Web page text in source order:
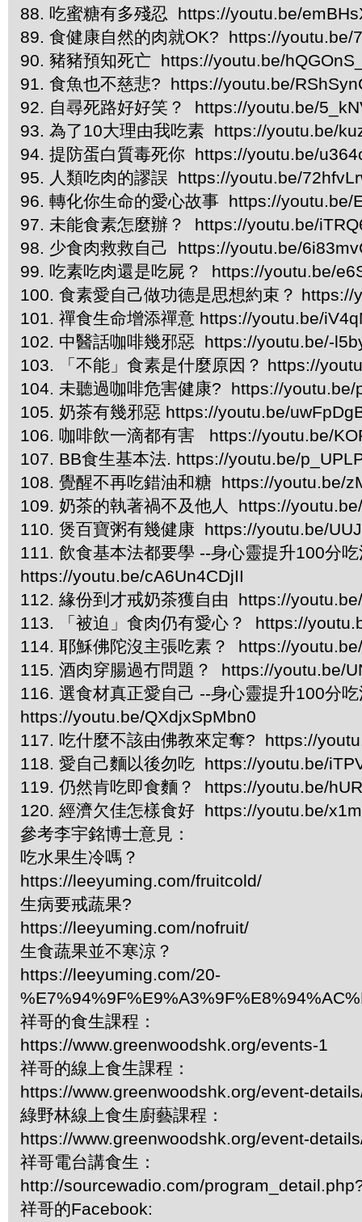
88. 吃蜜糖有多殘忍 https://youtu.be/
89. 食健康自然的肉就OK? https://youtu.be/
90. 豬豬預知死亡 https://youtu.be/
91. 食魚也不慈悲? https://youtu.be/
92. 自尋死路好好笑？ https://youtu.be/
93. 為了10大理由我吃素 https://youtu.be/
94. 提防蛋白質毒死你 https://youtu.be/
95. 人類吃肉的謬誤 https://youtu.be/
96. 轉化你生命的愛心故事 https://youtu.be/
97. 未能食素怎麼辦？ https://youtu.be/
98. 少食肉救救自己 https://youtu.be/
99. 吃素吃肉還是吃屍？ https://youtu.be/
100. 食素愛自己做功德是思想約束？
101. 禪食生命增添禪意 https://youtu.be/
102. 中醫話咖啡幾邪惡 https://youtu.be/-
103. 「不能」食素是什麼原因？ https://
104. 未聽過咖啡危害健康? https://youtu.be/
105. 奶茶有幾邪惡 https://youtu.be/
106. 咖啡飲一滴都有害 https://youtu.be/
107. BB食生基本法. https://youtu.be/
108. 覺醒不再吃錯油和糖 https://youtu.be/
109. 奶茶的執著禍不及他人 https://
110. 煲百寶粥有幾健康 https://youtu.be/
111. 飲食基本法都要學 --身心靈提升100分
https://youtu.be/cA6Un4CDjII
112. 緣份到才戒奶茶獲自由 https://
113. 「被迫」食肉仍有愛心？ https://
114. 耶穌佛陀沒主張吃素？ https://
115. 酒肉穿腸過冇問題？ https://youtu.be/
116. 選食材真正愛自己 --身心靈提升100分
https://youtu.be/QXdjxSpMbn0
117. 吃什麼不該由佛教來定奪? https://
118. 愛自己麵以後勿吃 https://youtu.be/
119. 仍然肯吃即食麵？ https://youtu.be/
120. 經濟欠佳怎樣食好 https://youtu.be/
參考李宇銘博士意見：
吃水果生冷嗎？
https://leeyuming.com/fruitcold/
生病要戒蔬果?
https://leeyuming.com/nofruit/
生食蔬果並不寒涼？
https://leeyuming.com/20-
祥哥的食生課程：
https://www.greenwoodshk.org/events-1
祥哥的線上食生課程：
https://www.greenwoodshk.org/event-
綠野林線上食生廚藝課程：
https://www.greenwoodshk.org/event-
祥哥電台講食生：
http://sourcewadio.com/
祥哥的Facebook: